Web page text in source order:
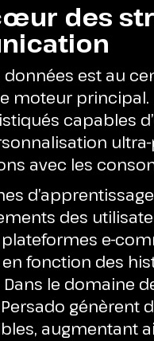
des
données est au
moteur
capables
avec les
des
e-
fonction des
le domaine
génèrent
augmentant